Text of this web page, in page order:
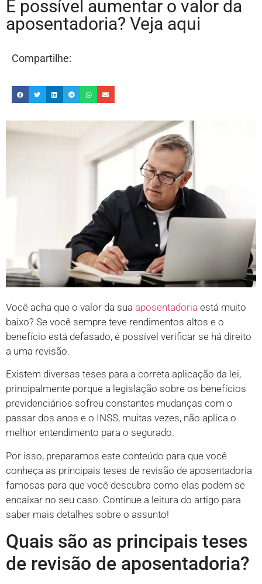
É possível aumentar o valor da
aposentadoria? Veja aqui
Compartilhe:
Você acha que o valor da sua aposentadoria está muito
baixo? Se você sempre teve rendimentos altos e o
benefício está defasado, é possível verificar se há direito
a uma revisão.
Existem diversas teses para a correta aplicação da lei,
principalmente porque a legislação sobre os benefícios
previdenciários sofreu constantes mudanças com o
passar dos anos e o INSS, muitas vezes, não aplica o
melhor entendimento para o segurado.
Por isso, preparamos este conteúdo para que você
conheça as principais teses de revisão de aposentadoria
famosas para que você descubra como elas podem se
encaixar no seu caso. Continue a leitura do artigo para
saber mais detalhes sobre o assunto!
Quais são as principais teses
de revisão de aposentadoria?